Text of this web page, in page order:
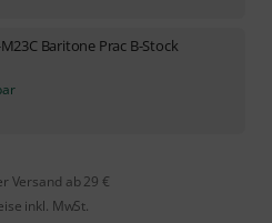
Baritone Prac B-Stock
Versand ab 29 €
inkl. MwSt.